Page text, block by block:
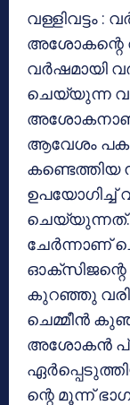
വള്ളിവട്ടം
അശോകന്റെ
വര്‍ഷമായി
ചെയ്യുന്ന
അശോകനാണ്
ആവേശം
കണ്ടെത്തിയ
ഉപയോഗിച്ച്
ചേര്‍ന്നാണ്
കുറഞ്ഞു
ചെമ്മീന്‍
അശോകന്‍
ന്റെ മൂന്ന്